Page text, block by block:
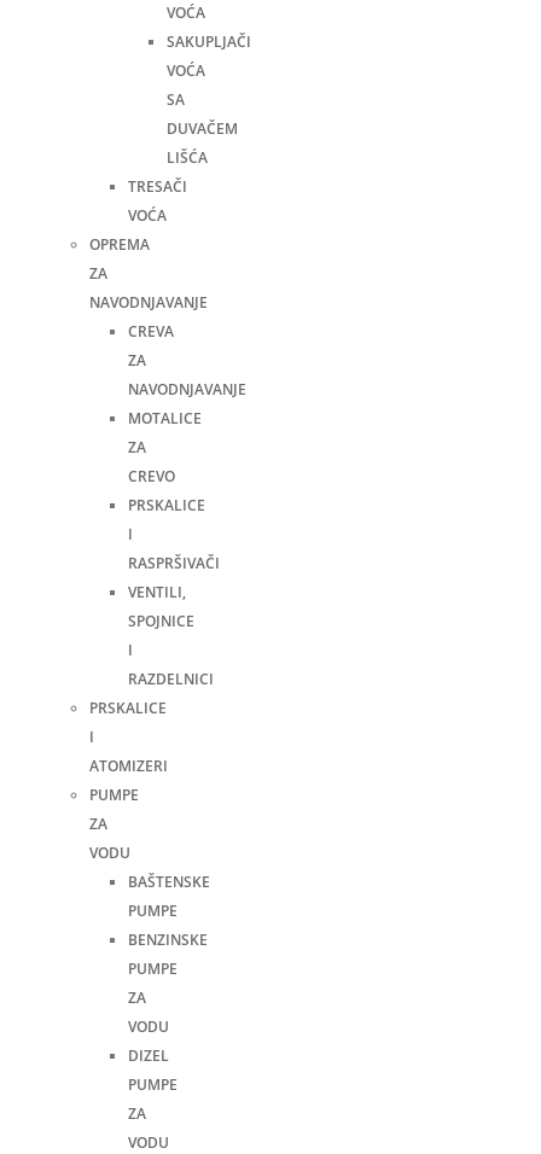
VOĆA
SAKUPLJAČI
VOĆA
SA
DUVAČEM
LIŠĆA
TRESAČI
VOĆA
OPREMA
ZA
NAVODNJAVANJE
CREVA
ZA
NAVODNJAVANJE
MOTALICE
ZA
CREVO
PRSKALICE
I
RASPRŠIVAČI
VENTILI,
SPOJNICE
I
RAZDELNICI
PRSKALICE
I
ATOMIZERI
PUMPE
ZA
VODU
BAŠTENSKE
PUMPE
BENZINSKE
PUMPE
ZA
VODU
DIZEL
PUMPE
ZA
VODU